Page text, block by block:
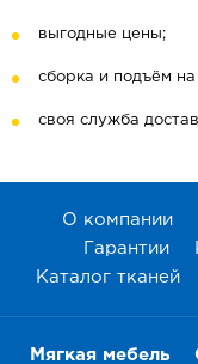
выгодные цены;
сборка и подъём
своя служба
О компании
Гарантии
Каталог тканей
Мягкая мебель